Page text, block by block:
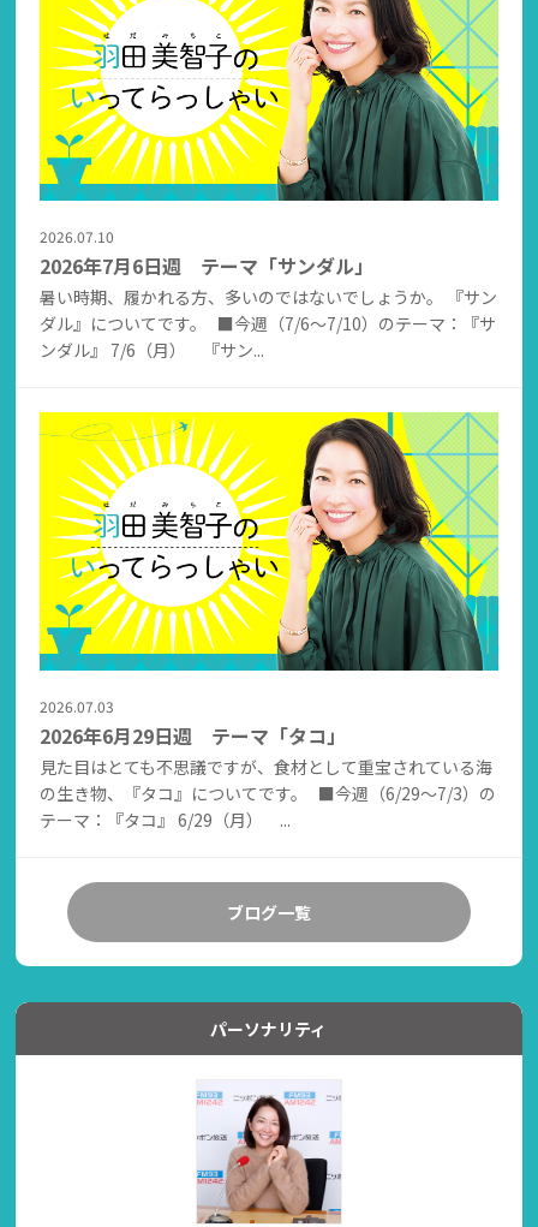
2026.07.10
2026年7月6日週 テーマ「サンダル」
暑い時期、履かれる方、多いのではないでしょうか。 『サン
ダル』についてです。 ■今週（7/6～7/10）のテーマ：『サ
ンダル』 7/6（月） 『サン...
2026.07.03
2026年6月29日週 テーマ「タコ」
見た目はとても不思議ですが、食材として重宝されている海
の生き物、『タコ』についてです。 ■今週（6/29～7/3）の
テーマ：『タコ』 6/29（月） ...
ブログ一覧
パーソナリティ